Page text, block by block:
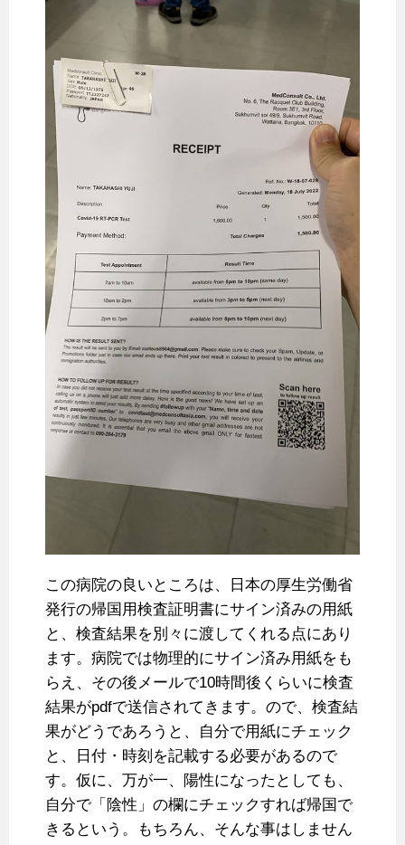
この病院の良いところは、日本の厚生労働省
発行の帰国用検査証明書にサイン済みの用紙
と、検査結果を別々に渡してくれる点にあり
ます。病院では物理的にサイン済み用紙をも
らえ、その後メールで10時間後くらいに検査
結果がpdfで送信されてきます。ので、検査結
果がどうであろうと、自分で用紙にチェック
と、日付・時刻を記載する必要があるので
す。仮に、万が一、陽性になったとしても、
自分で「陰性」の欄にチェックすれば帰国で
きるという。もちろん、そんな事はしません